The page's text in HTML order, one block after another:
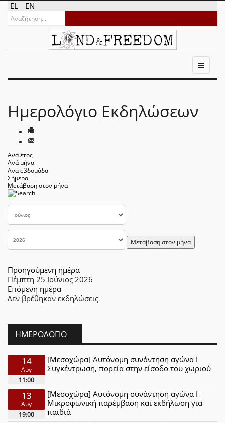
EL EN
Ημερολόγιο Εκδηλώσεων
Ανά έτος
Ανά μήνα
Ανά εβδομάδα
Σήμερα
Μετάβαση στον μήνα
Μετάβαση στον μήνα
Προηγούμενη ημέρα
Πέμπτη 25 Ιούνιος 2026
Επόμενη ημέρα
Δεν βρέθηκαν εκδηλώσεις
ΗΜΕΡΟΛΌΓΙΟ
14
Αυγ
11:00
[Μεσοχώρα] Αυτόνομη συνάντηση αγώνα Ι
Συγκέντρωση, πορεία στην είσοδο του χωριού
13
Αυγ
19:00
[Μεσοχώρα] Αυτόνομη συνάντηση αγώνα Ι
Μικροφωνική παρέμβαση και εκδήλωση για
παιδιά